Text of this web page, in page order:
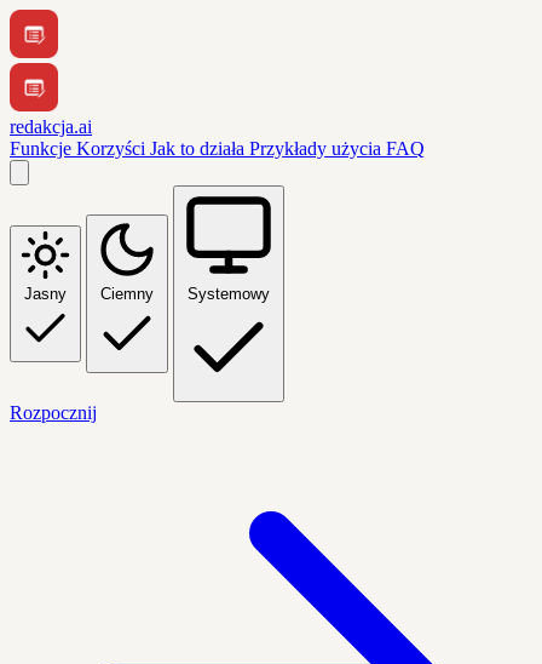
redakcja.ai
Funkcje Korzyści Jak to działa Przykłady użycia FAQ
Jasny Ciemny Systemowy
Rozpocznij